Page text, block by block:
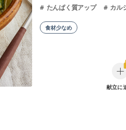
たんぱく質アップ カル
食材少なめ
献立に